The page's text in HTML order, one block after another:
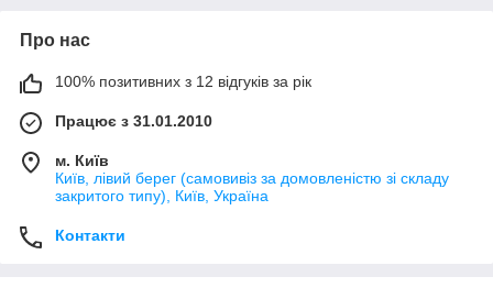
Про нас
100% позитивних з 12 відгуків за рік
Працює з 31.01.2010
м. Київ
Київ, лівий берег (самовивіз за домовленістю зі складу
закритого типу), Київ, Україна
Контакти